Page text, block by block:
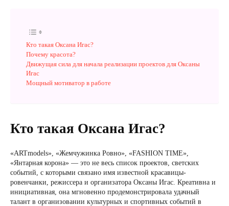
Кто такая Оксана Игас?
Почему красота?
Движущая сила для начала реализации проектов для Оксаны
Игас
Мощный мотиватор в работе
Кто такая Оксана Игас?
«ARTmodels», «Жемчужинка Ровно», «FASHION TIME»,
«Янтарная корона» — это не весь список проектов, светских
событий, с которыми связано имя известной красавицы-
ровенчанки, режиссера и организатора Оксаны Игас. Креативна и
инициативная, она мгновенно продемонстрировала удачный
талант в организовании культурных и спортивных событий в